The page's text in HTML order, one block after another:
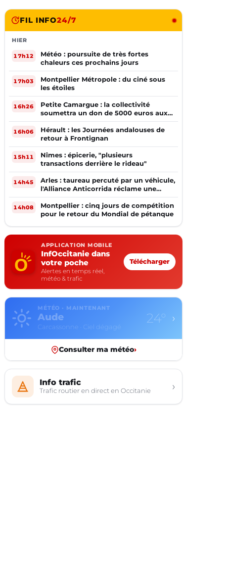
FIL INFO24/7
HIER
17h12
Météo : poursuite de très fortes
chaleurs ces prochains jours
17h03
Montpellier Métropole : du ciné sous
les étoiles
16h26
Petite Camargue : la collectivité
soumettra un don de 5000 euros aux
sinistrés de la Gironde
16h06
Hérault : les Journées andalouses de
retour à Frontignan
15h11
Nîmes : épicerie, "plusieurs
transactions derrière le rideau"
14h45
Arles : taureau percuté par un véhicule,
l'Alliance Anticorrida réclame une
enquête
14h08
Montpellier : cinq jours de compétition
pour le retour du Mondial de pétanque
APPLICATION MOBILE
InfOccitanie dans
votre poche
Alertes en temps réel,
météo & trafic
Télécharger
MÉTÉO · MAINTENANT
Aude
Carcassonne · Ciel dégagé
24° ›
Consulter ma météo›
Info trafic
Trafic routier en direct en Occitanie ›